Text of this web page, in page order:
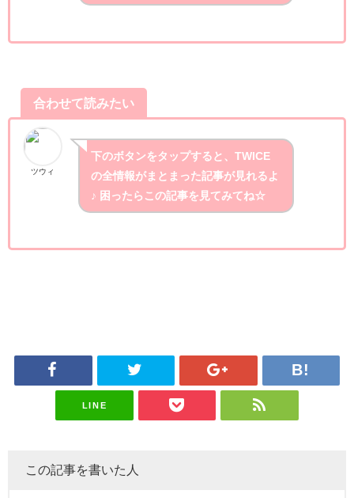
合わせて読みたい
ツウィ
下のボタンをタップすると、TWICE
の全情報がまとまった記事が見れるよ
♪ 困ったらこの記事を見てみてね☆
LINE
この記事を書いた人